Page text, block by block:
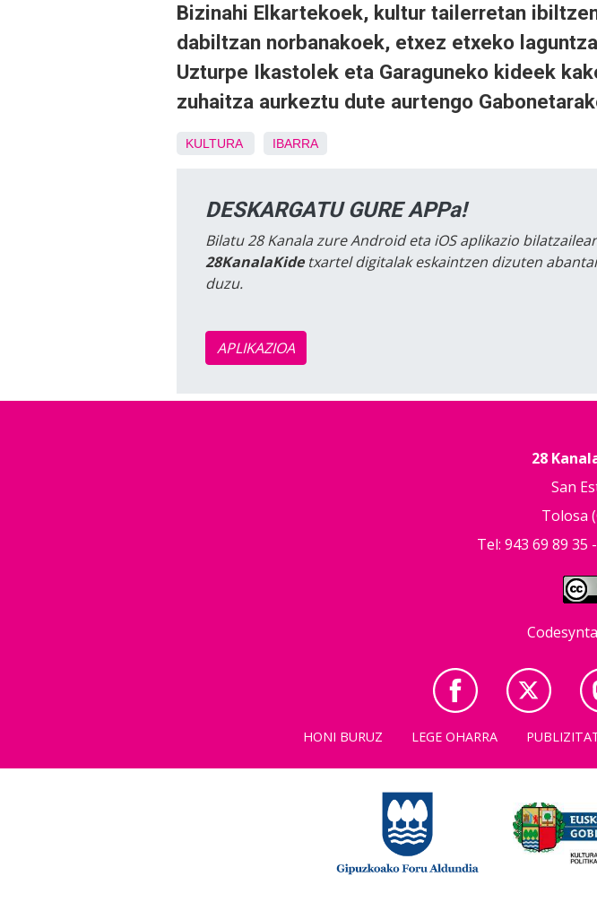
Bizinahi Elkartekoek, kultur tailerretan
dabiltzan norbanakoek, etxez etxeko
Uzturpe Ikastolek eta Garaguneko kideek
zuhaitza aurkeztu dute aurtengo
KULTURA IBARRA
DESKARGATU GURE APPa!
Bilatu 28 Kanala zure Android eta iOS aplikazio
28KanalaKidetxartel digitalak eskaintzen dizuten
duzu.
APLIKAZIOA
28
San
Tolosa
Tel: 943 69 89 35 -
HONI BURUZ LEGE OHARRA